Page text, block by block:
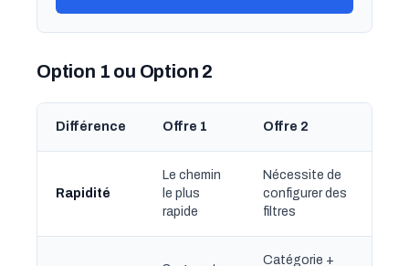
Option 1 ou Option 2
Différence Offre 1 Offre 2
Rapidité
Le chemin
le plus
rapide
Nécessite de
configurer des
filtres
Catégorie +